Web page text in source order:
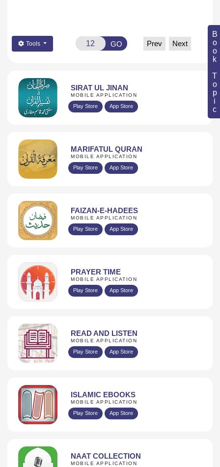
Book Topic
Tools GO Prev Next
SIRAT UL JINAN
MOBILE APPLICATION
Play Store App Store
MARIFATUL QURAN
MOBILE APPLICATION
Play Store App Store
FAIZAN-E-HADEES
MOBILE APPLICATION
Play Store App Store
PRAYER TIME
MOBILE APPLICATION
Play Store App Store
READ AND LISTEN
MOBILE APPLICATION
Play Store App Store
ISLAMIC EBOOKS
MOBILE APPLICATION
Play Store App Store
NAAT COLLECTION
MOBILE APPLICATION